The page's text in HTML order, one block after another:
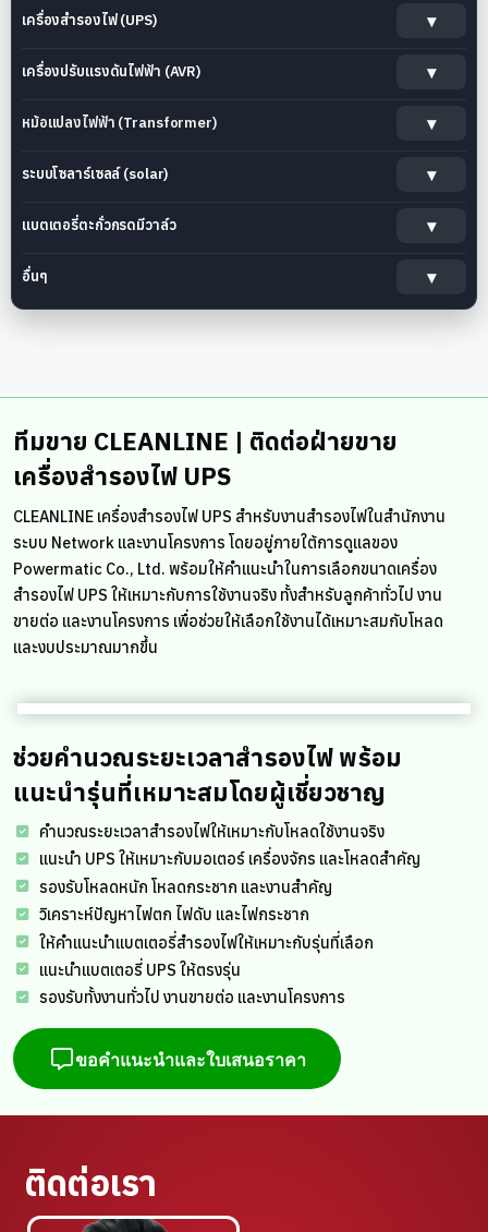
เครื่องสำรองไฟ (UPS)
เครื่องปรับแรงดันไฟฟ้า (AVR)
หม้อแปลงไฟฟ้า (Transformer)
ระบบโซลาร์เซลล์ (solar)
แบตเตอรี่ตะกั่วกรดมีวาล์ว
อื่นๆ
ทีมขาย CLEANLINE | ติดต่อฝ่ายขาย
เครื่องสำรองไฟ UPS
CLEANLINE เครื่องสำรองไฟ UPS สำหรับงานสำรองไฟในสำนักงาน
ระบบ Network และงานโครงการ โดยอยู่ภายใต้การดูแลของ
Powermatic Co., Ltd. พร้อมให้คำแนะนำในการเลือกขนาดเครื่อง
สำรองไฟ UPS ให้เหมาะกับการใช้งานจริง ทั้งสำหรับลูกค้าทั่วไป งาน
ขายต่อ และงานโครงการ เพื่อช่วยให้เลือกใช้งานได้เหมาะสมกับโหลด
และงบประมาณมากขึ้น
ช่วยคำนวณระยะเวลาสำรองไฟ พร้อม
แนะนำรุ่นที่เหมาะสมโดยผู้เชี่ยวชาญ
คำนวณระยะเวลาสำรองไฟให้เหมาะกับโหลดใช้งานจริง
แนะนำ UPS ให้เหมาะกับมอเตอร์ เครื่องจักร และโหลดสำคัญ
รองรับโหลดหนัก โหลดกระชาก และงานสำคัญ
วิเคราะห์ปัญหาไฟตก ไฟดับ และไฟกระชาก
ให้คำแนะนำแบตเตอรี่สำรองไฟให้เหมาะกับรุ่นที่เลือก
แนะนำแบตเตอรี่ UPS ให้ตรงรุ่น
รองรับทั้งงานทั่วไป งานขายต่อ และงานโครงการ
ขอคำแนะนำและใบเสนอราคา
ติดต่อเรา